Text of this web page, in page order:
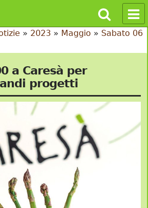
» 2023 » Maggio » Sabato 06
a Caresà per
progetti